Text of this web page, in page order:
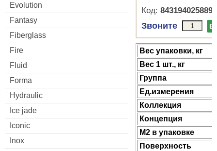
Evolution
Fantasy
Fiberglass
Fire
Fluid
Forma
Hydraulic
Ice jade
Iconic
Inox
Код: 8431940258893
Звоните В
Веc упаковки, кг
Вес 1 шт., кг
Группа
Ед.измерения
Коллекция
Концепция
М2 в упаковке
Поверхность